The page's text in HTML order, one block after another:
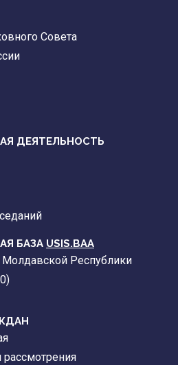
Совета
ДЕЯТЕЛЬНОСТЬ
БАЗА USIS.BAA
Республики